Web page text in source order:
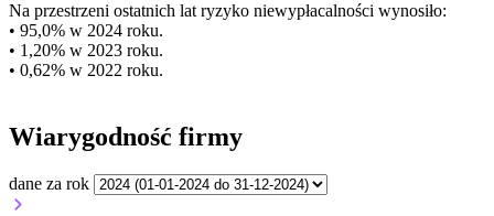
Na przestrzeni ostatnich lat ryzyko niewypłacalności wynosiło:
• 95,0% w 2024 roku.
• 1,20% w 2023 roku.
• 0,62% w 2022 roku.
Wiarygodność firmy
dane za rok